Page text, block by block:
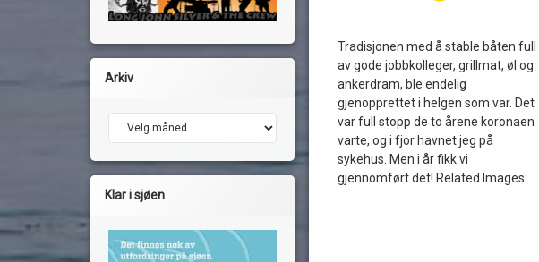
Tradisjonen med å stable båten full
av gode jobbkolleger, grillmat, øl og
ankerdram, ble endelig
gjenopprettet i helgen som var. Det
var full stopp de to årene koronaen
varte, og i fjor havnet jeg på
sykehus. Men i år fikk vi
gjennomført det! Related Images:
Arkiv
Arkiv
Klar i sjøen